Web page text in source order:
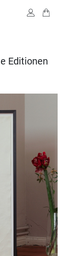
Editionen